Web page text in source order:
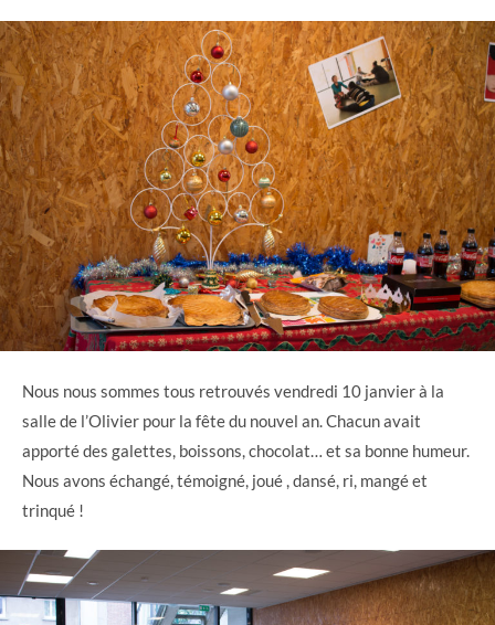
publication :
Nous nous sommes tous retrouvés vendredi 10 janvier à la
salle de l’Olivier pour la fête du nouvel an. Chacun avait
apporté des galettes, boissons, chocolat… et sa bonne humeur.
Nous avons échangé, témoigné, joué , dansé, ri, mangé et
trinqué !